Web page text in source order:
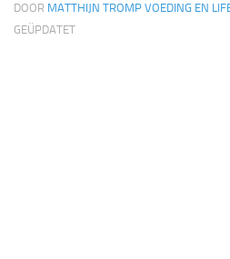
DOOR MATTHIJN TROMP VOEDING EN
GEÜPDATET